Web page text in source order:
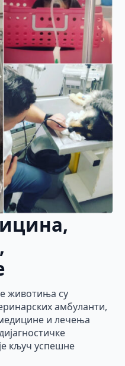
животиња су
амбуланти,
и лечења
кључ успешне